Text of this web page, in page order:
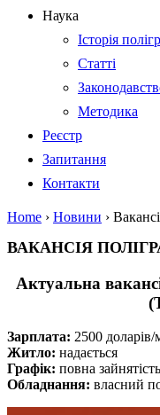
Наука
Історія
Статті
Методика
Реєстр
Запитання
Контакти
Home › Новини ›
ВАКАНСІЯ
Актуальна
Зарплата: 2500 доларів/
Житло: надається
Графік: повна зайнятість
Обладнання: власний